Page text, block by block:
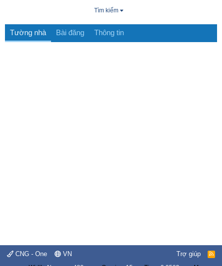
Tìm kiếm
Tường nhà Bài đăng Thông tin
CNG - One VN Trợ giúp
R